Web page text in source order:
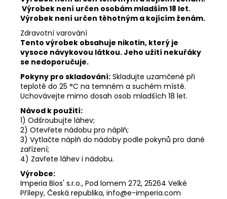
Výrobek není určen osobám mladším 18 let.
Výrobek není určen těhotným a kojícím ženám.
Zdravotní varování
Tento výrobek obsahuje nikotin, který je
vysoce návykovou látkou. Jeho užití nekuřáky
se nedoporučuje.
Pokyny pro skladování: Skladujte uzamčené při
teplotě do 25 °C na temném a suchém místě.
Uchovávejte mimo dosah osob mladších 18 let.
Návod k použití:
1) Odšroubujte láhev;
2) Otevřete nádobu pro náplň;
3) Vytlačte náplň do nádoby podle pokynů pro dané
zařízení;
4) Zavřete láhev i nádobu.
Výrobce:
Imperia Bios' s.r.o., Pod lomem 272, 25264 Velké
Přílepy, Česká republika, info@e-imperia.com